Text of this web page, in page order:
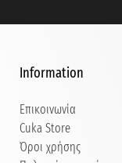
Information
Επικοινωνία
Cuka Store
Όροι χρήσης